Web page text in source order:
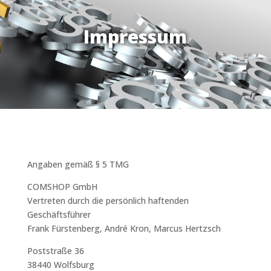
Impressum
Angaben gemäß § 5 TMG
COMSHOP GmbH
Vertreten durch die persönlich haftenden
Geschäftsführer
Frank Fürstenberg, André Kron, Marcus Hertzsch
Poststraße 36
38440 Wolfsburg